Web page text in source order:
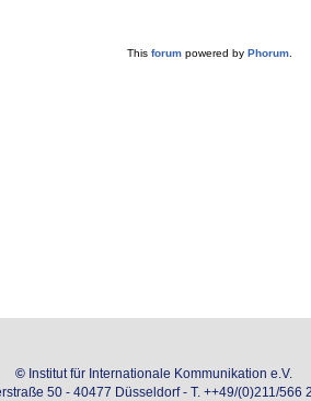
This forumpowered by Phorum.
© Institut für Internationale Kommunikation e.V.
50 - 40477 Düsseldorf - T. ++49/(0)211/566